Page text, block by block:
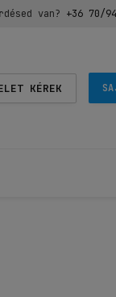
van? +36 70/
KÉREK